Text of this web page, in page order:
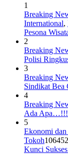
1
Breaking
International,
Pesona
2
Breaking
Polisi
3
Breaking
Sindikat Bea
4
Breaking
Ada
5
Ekonomi
Tokoh
Kunci